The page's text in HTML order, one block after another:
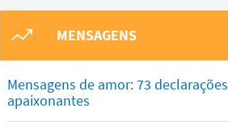
MENSAGENS
Mensagens de amor: 73 declarações
apaixonantes